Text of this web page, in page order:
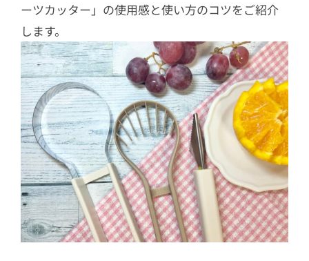
ーツカッター」の使用感と使い方のコツをご紹介
します。